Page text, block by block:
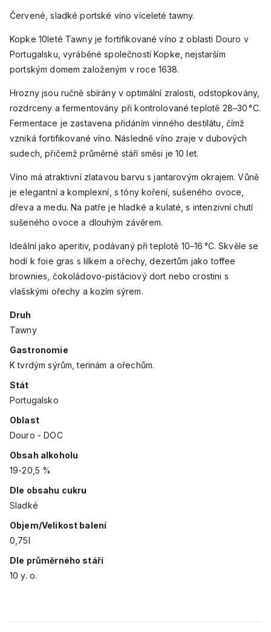
Červené, sladké portské víno víceleté tawny.
Kopke 10leté Tawny je fortifikované víno z oblasti Douro v
Portugalsku, vyráběné společností Kopke, nejstarším
portským domem založeným v roce 1638.
Hrozny jsou ručně sbírány v optimální zralosti, odstopkovány,
rozdrceny a fermentovány při kontrolované teplotě 28–30 °C.
Fermentace je zastavena přidáním vinného destilátu, čímž
vzniká fortifikované víno. Následně víno zraje v dubových
sudech, přičemž průměrné stáří směsi je 10 let.
Víno má atraktivní zlatavou barvu s jantarovým okrajem. Vůně
je elegantní a komplexní, s tóny koření, sušeného ovoce,
dřeva a medu. Na patře je hladké a kulaté, s intenzivní chutí
sušeného ovoce a dlouhým závěrem.
Ideální jako aperitiv, podávaný při teplotě 10–16 °C. Skvěle se
hodí k foie gras s lilkem a ořechy, dezertům jako toffee
brownies, čokoládovo-pistáciový dort nebo crostini s
vlašskými ořechy a kozím sýrem.
Druh
Tawny
Gastronomie
K tvrdým sýrům, terinám a ořechům.
Stát
Portugalsko
Oblast
Douro - DOC
Obsah alkoholu
19-20,5 %
Dle obsahu cukru
Sladké
Objem/Velikost balení
0,75l
Dle průměrného stáří
10 y. o.